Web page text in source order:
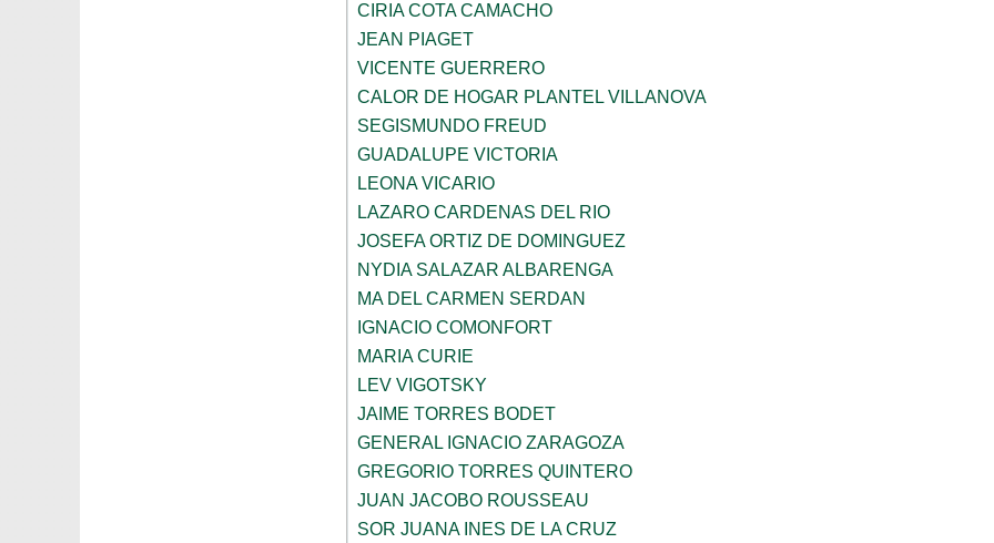
CIRIA COTA CAMACHO
JEAN PIAGET
VICENTE GUERRERO
CALOR DE HOGAR PLANTEL VILLANOVA
SEGISMUNDO FREUD
GUADALUPE VICTORIA
LEONA VICARIO
LAZARO CARDENAS DEL RIO
JOSEFA ORTIZ DE DOMINGUEZ
NYDIA SALAZAR ALBARENGA
MA DEL CARMEN SERDAN
IGNACIO COMONFORT
MARIA CURIE
LEV VIGOTSKY
JAIME TORRES BODET
GENERAL IGNACIO ZARAGOZA
GREGORIO TORRES QUINTERO
JUAN JACOBO ROUSSEAU
SOR JUANA INES DE LA CRUZ